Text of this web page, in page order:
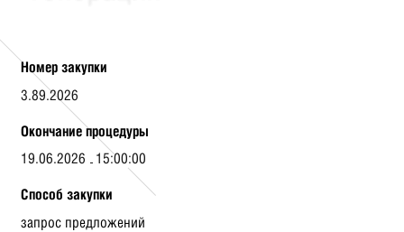
Номер закупки
3.89.2026
Окончание процедуры
19.06.2026 15:00:00
Способ закупки
запрос предложений